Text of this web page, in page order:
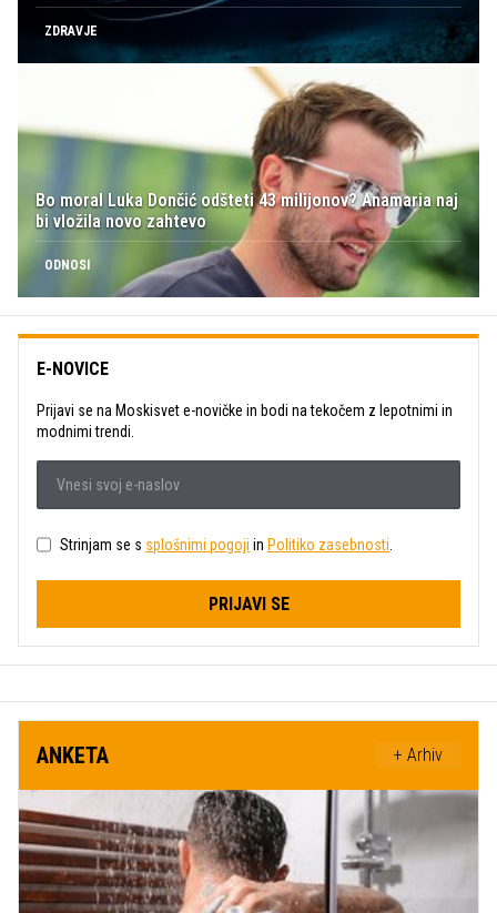
ZDRAVJE
Bo moral Luka Dončić odšteti 43 milijonov? Anamaria naj
bi vložila novo zahtevo
ODNOSI
E-NOVICE
Prijavi se na Moskisvet e-novičke in bodi na tekočem z lepotnimi in
modnimi trendi.
Strinjam se s splošnimi pogoji in Politiko zasebnosti
PRIJAVI SE
ANKETA + Arhiv